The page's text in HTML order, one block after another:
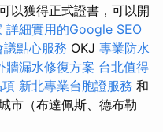
以獲得正式證書，可以開
詳細實用的Google SEO
議點心服務 OKJ 專業防水
牆漏水修復方案 台北值得
新北專業台胞證服務 和
市（布達佩斯、德布勒